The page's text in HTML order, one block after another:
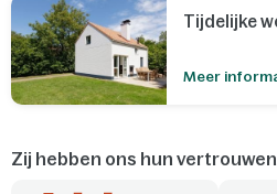
Tijdelijke
Meer
Zij hebben ons hun